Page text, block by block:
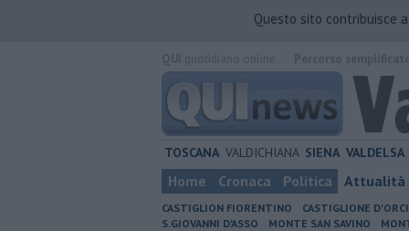
Questo sito contribuisce
TOSCANA VALDICHIANA SIENA VALDELSA
Home Cronaca Politica Attualità
CASTIGLION FIORENTINO CASTIGLIONE
S.GIOVANNI D'ASSO
MONTE SAN SAVINO